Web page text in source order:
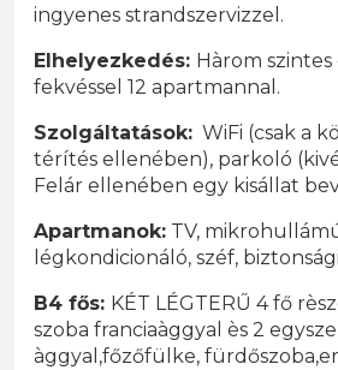
ingyenes strandszervizzel.
Elhelyezkedés: Hàrom
fekvéssel 12 apartmannal.
Szolgáltatások: WiFi (csak a
térítés ellenében), parkoló
Felár ellenében egy kisállat
Apartmanok: TV,
légkondicionáló, széf,
B4 fős: KÉT LÉGTERŰ 4 fő
szoba franciaàggyal ès 2
àggyal,főzőfülke,